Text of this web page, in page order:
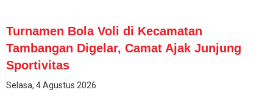
Turnamen Bola Voli di Kecamatan
Tambangan Digelar, Camat Ajak Junjung
Sportivitas
Selasa, 4 Agustus 2026